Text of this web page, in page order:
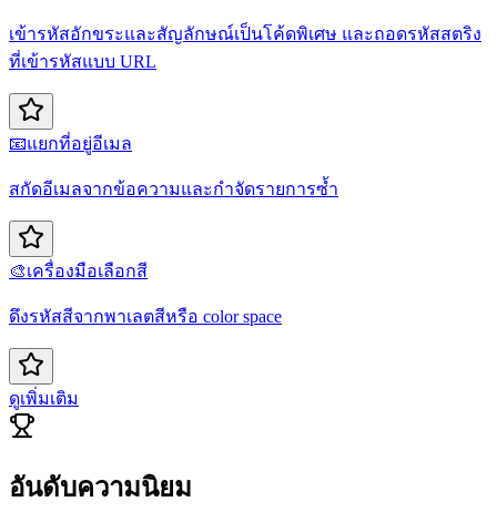
เข้ารหัสอักขระและสัญลักษณ์เป็นโค้ดพิเศษ และถอดรหัสสตริง
ที่เข้ารหัสแบบ URL
📧แยกที่อยู่อีเมล
สกัดอีเมลจากข้อความและกำจัดรายการซ้ำ
🎨เครื่องมือเลือกสี
ดึงรหัสสีจากพาเลตสีหรือ color space
ดูเพิ่มเติม
อันดับความนิยม